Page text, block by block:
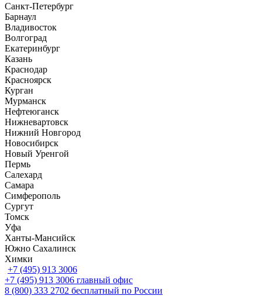
Санкт-Петербург
Барнаул
Владивосток
Волгоград
Екатеринбург
Казань
Краснодар
Красноярск
Курган
Мурманск
Нефтеюганск
Нижневартовск
Нижний Новгород
Новосибирск
Новый Уренгой
Пермь
Салехард
Самара
Симферополь
Сургут
Томск
Уфа
Ханты-Мансийск
Южно Сахалинск
Химки
+7 (495) 913 3006
+7 (495) 913 3006 главный офис
8 (800) 333 2702 бесплатный по России